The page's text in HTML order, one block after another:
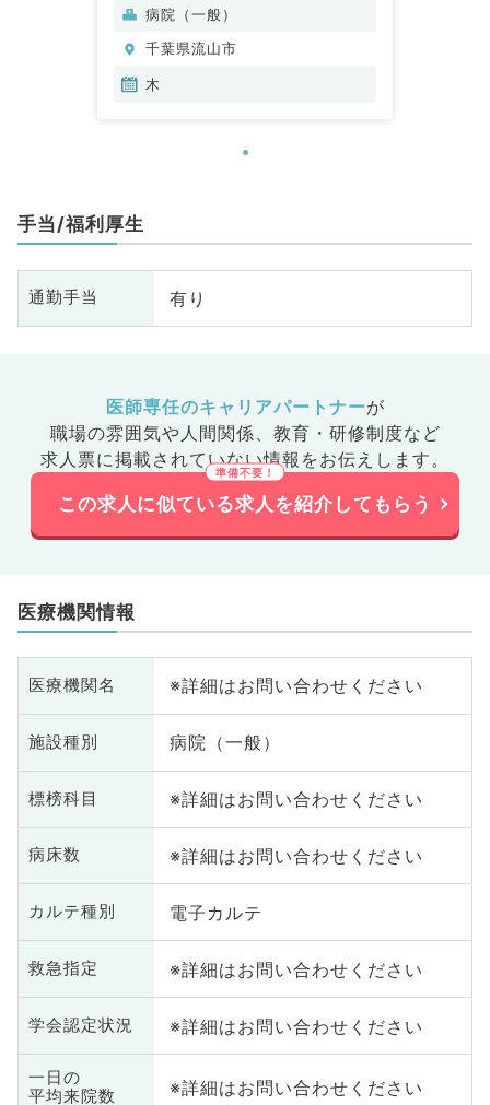
病院（一般）
千葉県流山市
木
手当/福利厚生
通勤手当 有り
医師専任のキャリアパートナーが
職場の雰囲気や人間関係、 教育・研修制度など
求人票に掲載されていない情報をお伝えします。
この求人に似ている求人を紹介してもらう
医療機関情報
医療機関名 ※詳細はお問い合わせください
施設種別 病院（一般）
標榜科目 ※詳細はお問い合わせください
病床数 ※詳細はお問い合わせください
カルテ種別 電子カルテ
救急指定 ※詳細はお問い合わせください
学会認定状況 ※詳細はお問い合わせください
一日の
平均来院数
※詳細はお問い合わせください